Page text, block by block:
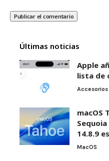
Últimas noticias
Apple
lista de
Accesorios
macOS
Sequoia
14.8.9
MacOS